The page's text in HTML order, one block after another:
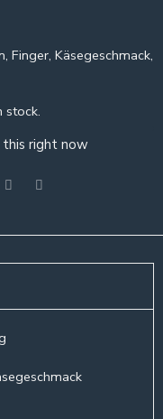
Finger, Käsegeschmack,
stock.
right now